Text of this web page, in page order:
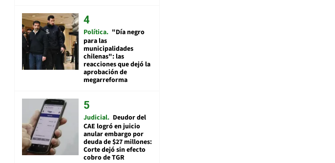
Política "Día negro
para las
municipalidades
chilenas": las
reacciones que dejó la
aprobación de
megarreforma
Judicial Deudor del
CAE logró en juicio
anular embargo por
deuda de $27 millones:
Corte dejó sin efecto
cobro de TGR